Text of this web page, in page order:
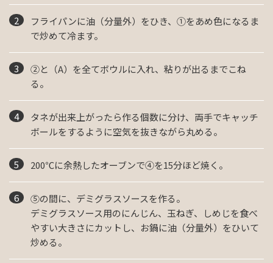
フライパンに油（分量外）をひき、①をあめ色になるま
で炒めて冷ます。
②と（A）を全てボウルに入れ、粘りが出るまでこね
る。
タネが出来上がったら作る個数に分け、両手でキャッチ
ボールをするように空気を抜きながら丸める。
200℃に余熱したオーブンで④を15分ほど焼く。
⑤の間に、デミグラスソースを作る。
デミグラスソース用のにんじん、玉ねぎ、しめじを食べ
やすい大きさにカットし、お鍋に油（分量外）をひいて
炒める。